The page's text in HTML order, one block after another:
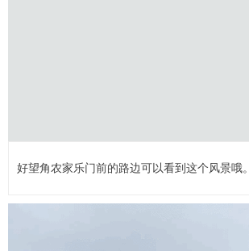
好望角农家乐门前的路边可以看到这个风景哦。